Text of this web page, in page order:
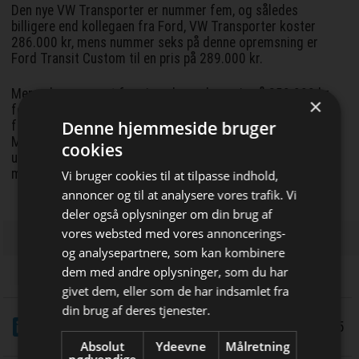
Bliv opdateret hver dag
Få de vigtigste nyheder om
byggebranchen
Den nye VW Transporter er nummer fem, og således
billigere end kollegaen fra Ford, VW Transporter koster
286.000 kr, mens nummer seks på denne opremsning er
Ford Transit Custom til en pris på 289.000 kr.
Mercedes er noget for sig selv med en pris på 350.000 kr
for en automatgearet Vito, men nok engang, alle priser er
før rabat, og målt på rabat kan der være mere at hente hos
Mercedes, end der vil være hos Citroen, der er har
udgangspunkt, der er hele 113.000 kr lavere end Vitos før
moms.
15/5 2025
×
Denne hjemmeside bruger
cookies
Vi bruger cookies til at tilpasse indhold,
annoncer og til at analysere vores trafik. Vi
deler også oplysninger om din brug af
vores websted med vores annoncerings-
og analysepartnere, som kan kombinere
dem med andre oplysninger, som du har
givet dem, eller som de har indsamlet fra
din brug af deres tjenester.
Absolut
Ydeevne Målretning